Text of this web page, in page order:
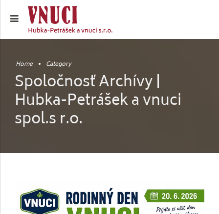
Home Category
Spoločnosť Archívy |
Hubka-Petrášek a vnuci
spol.s r.o.